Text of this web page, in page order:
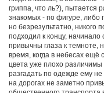
гриппа, что ль?), пытается
знакомых - по фигуре, либо
но безрезультатно, никого
подходил к концу, начинало
привычны глаза к темноте,
время, когда в небесах ещё
цвета уже плохо
разгадать по одежде ему
на дорогах не заметно